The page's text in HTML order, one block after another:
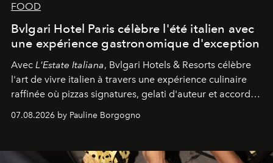
FOOD
Bvlgari Hotel Paris célèbre l'été italien avec
une expérience gastronomique d'exception
Avec L'Estate Italiana, Bvlgari Hotels & Resorts célèbre
l'art de vivre italien à travers une expérience culinaire
raffinée où pizzas signatures, gelati d'auteur et accords
d'exception composent un véritable voyage sensoriel.
07.08.2026 by Pauline Borgogno